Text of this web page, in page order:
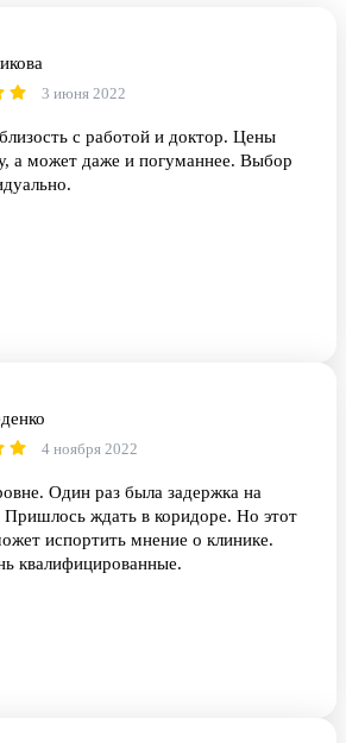
3 июня 2022
с работой и доктор. Цены
а может даже и погуманнее. Выбор
4 ноября 2022
Один раз была задержка на
Пришлось ждать в коридоре. Но этот
испортить мнение о клинике.
квалифицированные.